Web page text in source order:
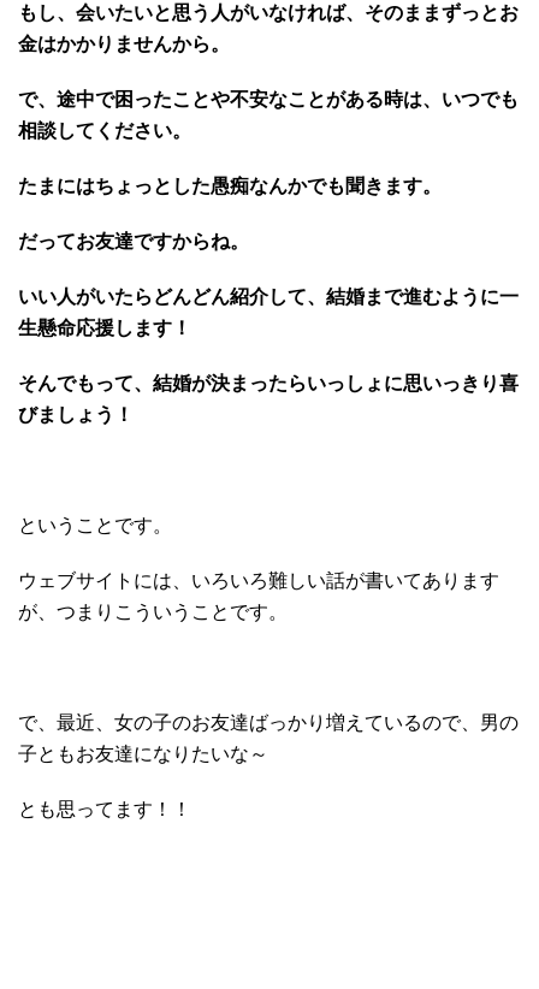
もし、会いたいと思う人がいなければ、そのままずっとお
金はかかりませんから。
で、途中で困ったことや不安なことがある時は、いつでも
相談してください。
たまにはちょっとした愚痴なんかでも聞きます。
だってお友達ですからね。
いい人がいたらどんどん紹介して、結婚まで進むように一
生懸命応援します！
そんでもって、結婚が決まったらいっしょに思いっきり喜
びましょう！
ということです。
ウェブサイトには、いろいろ難しい話が書いてあります
が、つまりこういうことです。
で、最近、女の子のお友達ばっかり増えているので、男の
子ともお友達になりたいな～
とも思ってます！！